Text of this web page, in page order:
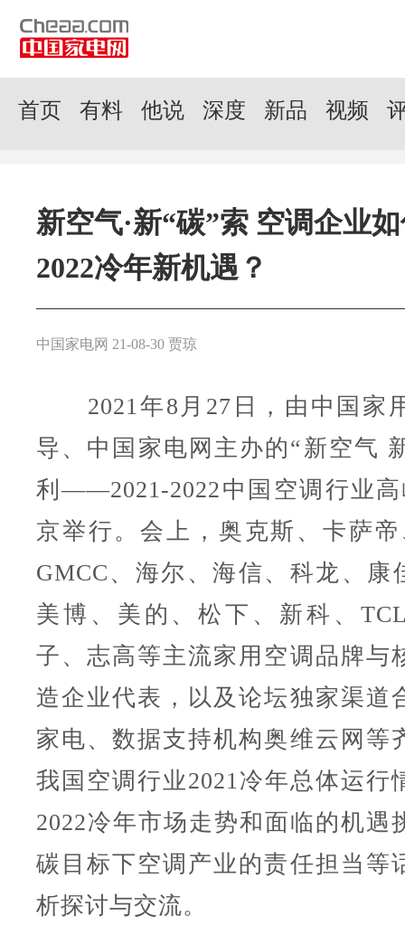
首页 有料 他说 深度 新品 视频
新空气·新“碳”索 空调企业
2022冷年新机遇？
中国家电网 21-08-30 贾琼
2021年8月27日，由中国家
导、中国家电网主办的“新空气
利——2021-2022中国空调行业
京举行。会上，奥克斯、卡萨帝
GMCC、海尔、海信、科龙、康
美博、美的、松下、新科、
子、志高等主流家用空调品牌与
造企业代表，以及论坛独家渠道
家电、数据支持机构奥维云网等
我国空调行业2021冷年总体运行
2022冷年市场走势和面临的机遇
碳目标下空调产业的责任担当等
析探讨与交流。